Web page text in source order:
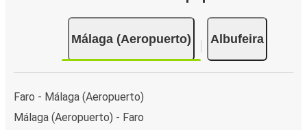
Málaga (Aeropuerto) Albufeira
Faro - Málaga (Aeropuerto)
Málaga (Aeropuerto) - Faro